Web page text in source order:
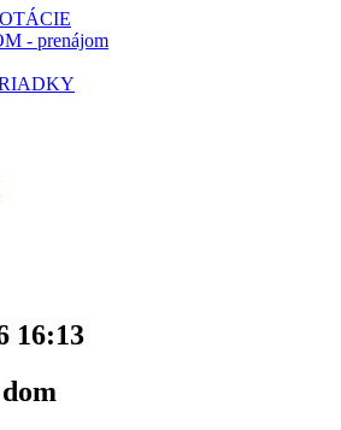
- prenájom
16:13